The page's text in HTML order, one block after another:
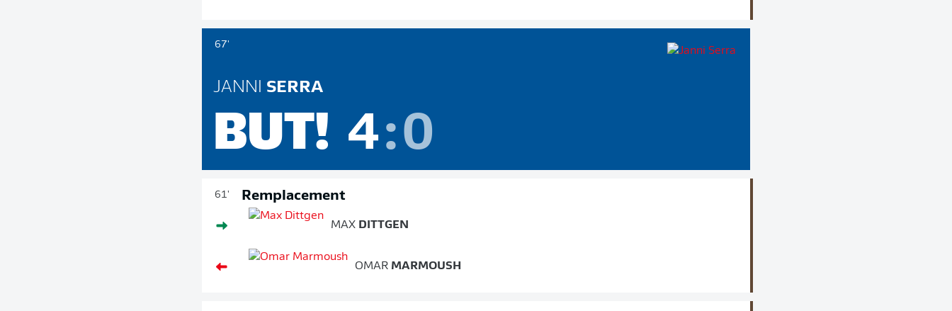
67'
JANNI SERRA
BUT! 4:0
61' Remplacement
MAX DITTGEN
OMAR MARMOUSH